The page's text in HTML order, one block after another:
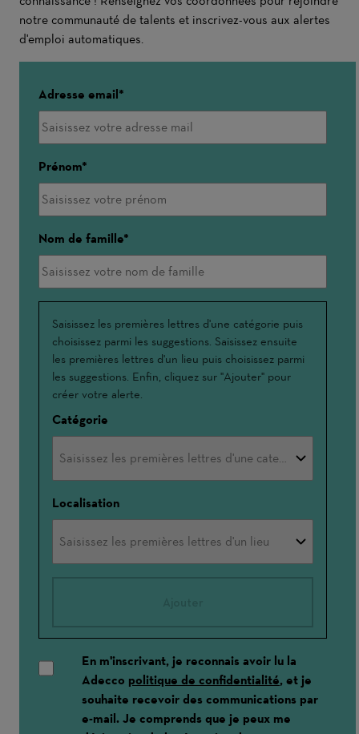
notre communauté de talents et inscrivez-vous aux alertes
d'emploi automatiques.
Adresse email
Prénom
Nom de famille
Interessé(e)
par
Saisissez les premières lettres d'une catégorie puis
choisissez parmi les suggestions. Saisissez ensuite
les premières lettres d'un lieu puis choisissez parmi
les suggestions. Enfin, cliquez sur "Ajouter" pour
créer votre alerte.
Catégorie
Localisation
En m'inscrivant, je reconnais avoir lu la
Adecco politique de confidentialité, et je
souhaite recevoir des communications par
e-mail. Je comprends que je peux me